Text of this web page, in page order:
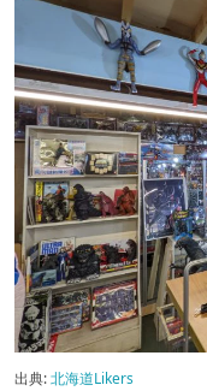
出典:北海道Likers